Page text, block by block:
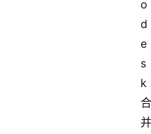
o
d
e
s
k
合
并